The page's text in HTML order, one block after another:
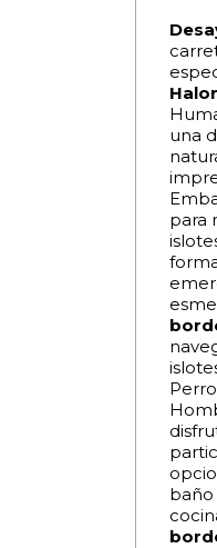
una
para